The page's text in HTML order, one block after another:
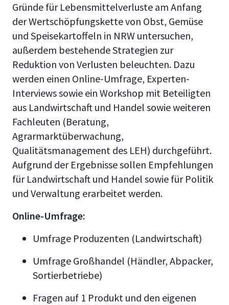
Gründe für Lebensmittelverluste am Anfang
der Wertschöpfungskette von Obst, Gemüse
und Speisekartoffeln in NRW untersuchen,
außerdem bestehende Strategien zur
Reduktion von Verlusten beleuchten. Dazu
werden einen Online-Umfrage, Experten-
Interviews sowie ein Workshop mit Beteiligten
aus Landwirtschaft und Handel sowie weiteren
Fachleuten (Beratung,
Agrarmarktüberwachung,
Qualitätsmanagement des LEH) durchgeführt.
Aufgrund der Ergebnisse sollen Empfehlungen
für Landwirtschaft und Handel sowie für Politik
und Verwaltung erarbeitet werden.
Online-Umfrage:
Umfrage Produzenten (Landwirtschaft)
Umfrage Großhandel (Händler, Abpacker,
Sortierbetriebe)
Fragen auf 1 Produkt und den eigenen